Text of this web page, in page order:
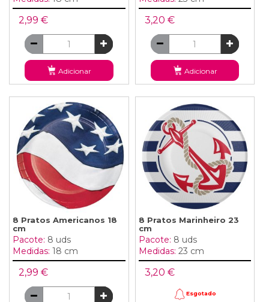
2,99 €
Adicionar
3,20 €
Adicionar
8 Pratos Americanos 18
cm
Pacote: 8 uds
Medidas: 18 cm
2,99 €
8 Pratos Marinheiro 23
cm
Pacote: 8 uds
Medidas: 23 cm
3,20 €
Esgotado